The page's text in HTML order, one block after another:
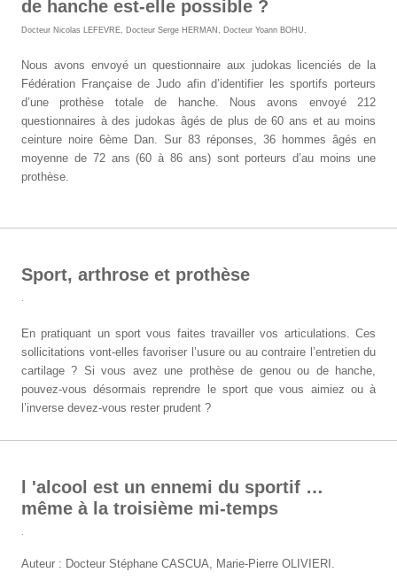
de hanche est-elle possible ?
Docteur Nicolas LEFEVRE, Docteur Serge HERMAN , Docteur Yoann BOHU.
Nous avons envoyé un questionnaire aux judokas licenciés de la
Fédération Française de Judo afin d’identifier les sportifs porteurs
d’une prothèse totale de hanche. Nous avons envoyé 212
questionnaires à des judokas âgés de plus de 60 ans et au moins
ceinture noire 6ème Dan. Sur 83 réponses, 36 hommes âgés en
moyenne de 72 ans (60 à 86 ans) sont porteurs d’au moins une
prothèse.
Sport, arthrose et prothèse
.
En pratiquant un sport vous faites travailler vos articulations. Ces
sollicitations vont-elles favoriser l’usure ou au contraire l’entretien du
cartilage ? Si vous avez une prothèse de genou ou de hanche,
pouvez-vous désormais reprendre le sport que vous aimiez ou à
l’inverse devez-vous rester prudent ?
l 'alcool est un ennemi du sportif …
même à la troisième mi-temps
.
Auteur : Docteur Stéphane CASCUA, Marie-Pierre OLIVIERI.